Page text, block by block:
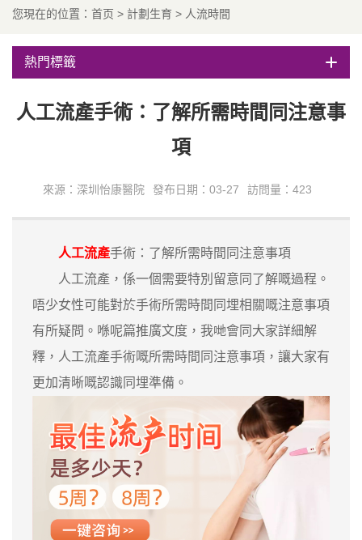
您現在的位置： 首页 > 計劃生育 > 人流時間
熱門標籤
人工流產手術：了解所需時間同注意事
項
來源：深圳怡康醫院 發布日期：03-27 訪問量：423
人工流產手術：了解所需時間同注意事項
人工流產，係一個需要特別留意同了解嘅過程。
唔少女性可能對於手術所需時間同埋相關嘅注意事項
有所疑問。喺呢篇推廣文度，我哋會同大家詳細解
釋，人工流產手術嘅所需時間同注意事項，讓大家有
更加清晰嘅認識同埋準備。